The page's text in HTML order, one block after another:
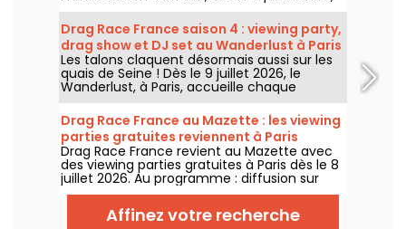
puis chaque soir de diffusion. Animée par La
Big Bertha, cette viewing party réunit
projection de l’épisode, performances drag,
quiz, invités et surprises.
Drag Race France saison 4 : viewing party,
drag show et DJ set au Wanderlust à Paris
Les talons claquent désormais aussi sur les
quais de Seine ! Dès le 9 juillet 2026, le
Wanderlust, à Paris, accueille chaque
semaine une viewing party de Drag Race
France saison 4, avec projection des
épisodes, drag shows et DJ sets jusqu'au
bout de la nuit.
Drag Race France au Mazette : les viewing
parties gratuites reviennent à Paris
Drag Race France revient au Mazette avec
des viewing parties gratuites à Paris dès le 8
juillet 2026. Au programme : diffusion sur
écran géant, shows drag, commentaires en
direct, guests queer et ambiance festive
chaque jeudi.Affinez votre recherche